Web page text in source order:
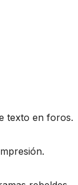
texto en foros.